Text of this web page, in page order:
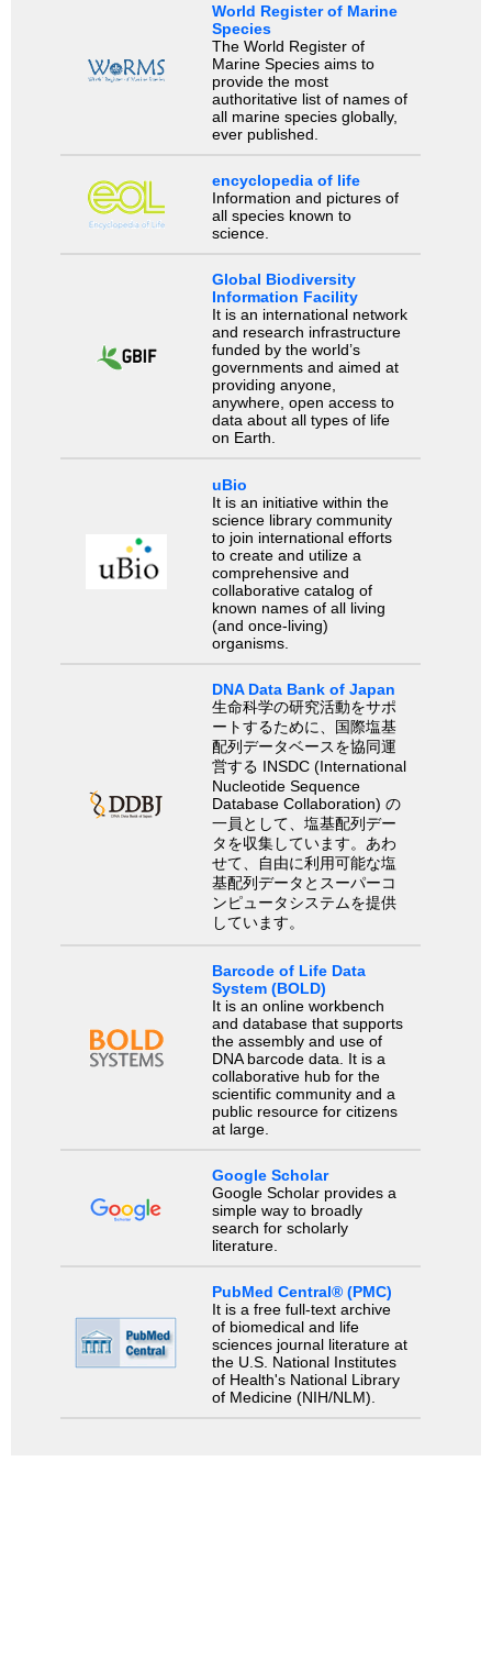
World Register of Marine
Species
The World Register of
Marine Species aims to
provide the most
authoritative list of names of
all marine species globally,
ever published.
encyclopedia of life
Information and pictures of
all species known to
science.
Global Biodiversity
Information Facility
It is an international network
and research infrastructure
funded by the world’s
governments and aimed at
providing anyone,
anywhere, open access to
data about all types of life
on Earth.
uBio
It is an initiative within the
science library community
to join international efforts
to create and utilize a
comprehensive and
collaborative catalog of
known names of all living
(and once-living)
organisms.
DNA Data Bank of Japan
生命科学の研究活動をサポ
ートするために、国際塩基
配列データベースを協同運
営する INSDC (International
Nucleotide Sequence
Database Collaboration) の
一員として、塩基配列デー
タを収集しています。あわ
せて、自由に利用可能な塩
基配列データとスーパーコ
ンピュータシステムを提供
しています。
Barcode of Life Data
System (BOLD)
It is an online workbench
and database that supports
the assembly and use of
DNA barcode data. It is a
collaborative hub for the
scientific community and a
public resource for citizens
at large.
Google Scholar
Google Scholar provides a
simple way to broadly
search for scholarly
literature.
PubMed Central® (PMC)
It is a free full-text archive
of biomedical and life
sciences journal literature at
the U.S. National Institutes
of Health's National Library
of Medicine (NIH/NLM).